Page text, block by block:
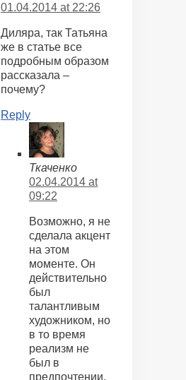
01.04.2014 at 22:26
Диляра, так Татьяна
же в статье все
подробным образом
рассказала –
почему?
Reply
Ткаченко
02.04.2014 at
09:22
Возможно, я не
сделала акцент
на этом
моменте. Он
действительно
был
талантливым
художником, но
в то время
реализм не
был в
предпочтении,